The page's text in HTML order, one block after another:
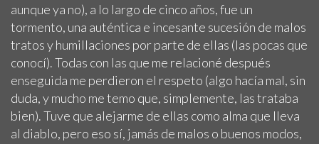
aunque ya no), a lo largo de cinco años, fue un
tormento, una auténtica e incesante sucesión de malos
tratos y humillaciones por parte de ellas (las pocas que
conocí). Todas con las que me relacioné después
enseguida me perdieron el respeto (algo hacía mal, sin
duda, y mucho me temo que, simplemente, las trataba
bien). Tuve que alejarme de ellas como alma que lleva
al diablo, pero eso sí, jamás de malos o buenos modos,